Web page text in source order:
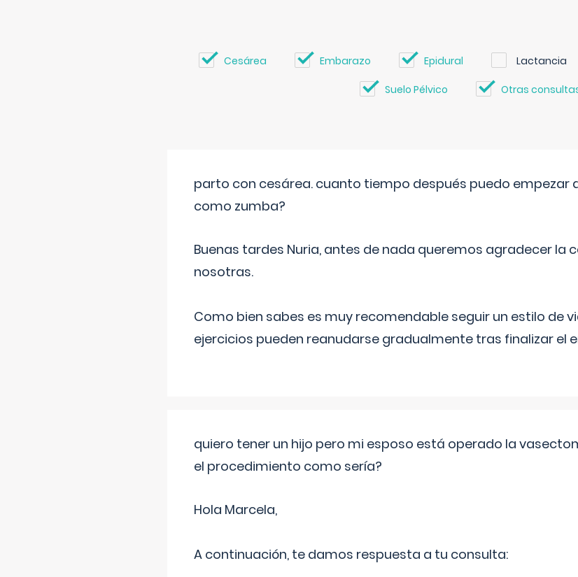
Cesárea Embarazo Epidural Lactancia
Suelo Pélvico Otras
parto con cesárea. cuanto tiempo después puedo empezar
como zumba?
Buenas tardes Nuria, antes de nada queremos agradecer la
nosotras.
Como bien sabes es muy recomendable seguir un estilo de
ejercicios pueden reanudarse gradualmente tras finalizar el
quiero tener un hijo pero mi esposo está operado la
el procedimiento como sería?
Hola Marcela,
A continuación, te damos respuesta a tu consulta: